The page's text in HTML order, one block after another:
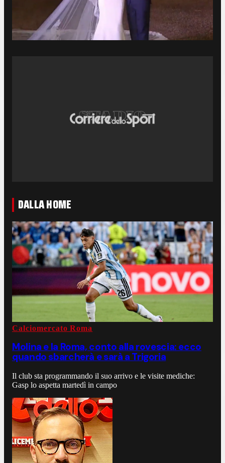
DALLA HOME
Calciomercato Roma
Molina e la Roma, conto alla rovescia: ecco
quando sbarcherà e sarà a Trigoria
Il club sta programmando il suo arrivo e le visite mediche:
Gasp lo aspetta martedì in campo